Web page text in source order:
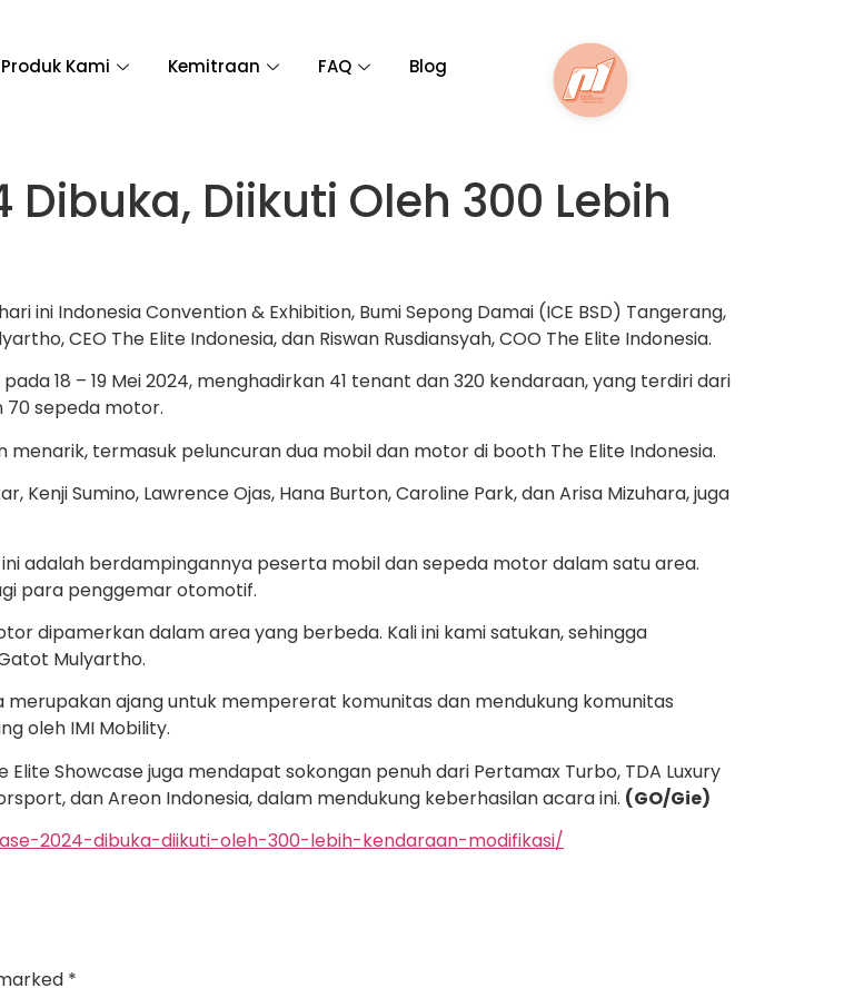
Produk Kami Kemitraan FAQ Blog
Dibuka, Diikuti Oleh 300 Lebih
ini Indonesia Convention & Exhibition, Bumi Sepong Damai (ICE BSD) Tangerang,
CEO The Elite Indonesia, dan Riswan Rusdiansyah, COO The Elite Indonesia.
18 – 19 Mei 2024, menghadirkan 41 tenant dan 320 kendaraan, yang terdiri dari
70 sepeda motor.
termasuk peluncuran dua mobil dan motor di booth The Elite Indonesia.
Sumino, Lawrence Ojas, Hana Burton, Caroline Park, dan Arisa Mizuhara, juga
adalah berdampingannya peserta mobil dan sepeda motor dalam satu area.
para penggemar otomotif.
dipamerkan dalam area yang berbeda. Kali ini kami satukan, sehingga
Mulyartho.
merupakan ajang untuk mempererat komunitas dan mendukung komunitas
oleh IMI Mobility.
Showcase juga mendapat sokongan penuh dari Pertamax Turbo, TDA Luxury
dan Areon Indonesia, dalam mendukung keberhasilan acara ini. (GO/Gie)
2024-dibuka-diikuti-oleh-300-lebih-kendaraan-modifikasi/
*